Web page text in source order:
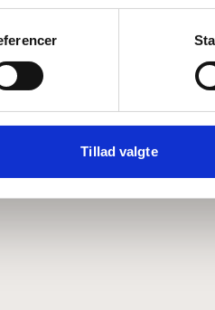
Tillad valgte